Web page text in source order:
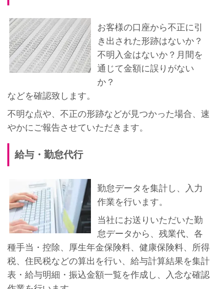
お客様の口座から不正に引
き出された形跡はないか？
不明入金はないか？月間を
通じて金額に誤りがない
か？
などを確認致します。
不明な点や、不正の形跡などが見つかった場合、速
やかにご報告させていただきます。
給与・勤怠代行
勤怠データを集計し、入力
作業を行います。
当社にお送りいただいた勤
怠データから、残業代、各
種手当・控除、厚生年金保険料、健康保険料、所得
税、住民税などの算出を行い、給与計算結果を集計
表・給与明細・振込金額一覧を作成し、入念な確認